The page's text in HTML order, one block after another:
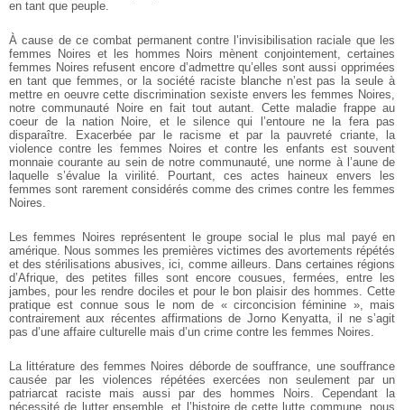
en tant que peuple.
À cause de ce combat permanent contre l’invisibilisation raciale que les
femmes Noires et les hommes Noirs mènent conjointement, certaines
femmes Noires refusent encore d’admettre qu’elles sont aussi opprimées
en tant que femmes, or la société raciste blanche n’est pas la seule à
mettre en oeuvre cette discrimination sexiste envers les femmes Noires,
notre communauté Noire en fait tout autant. Cette maladie frappe au
coeur de la nation Noire, et le silence qui l’entoure ne la fera pas
disparaître. Exacerbée par le racisme et par la pauvreté criante, la
violence contre les femmes Noires et contre les enfants est souvent
monnaie courante au sein de notre communauté, une norme à l’aune de
laquelle s’évalue la virilité. Pourtant, ces actes haineux envers les
femmes sont rarement considérés comme des crimes contre les femmes
Noires.
Les femmes Noires représentent le groupe social le plus mal payé en
amérique. Nous sommes les premières victimes des avortements répétés
et des stérilisations abusives, ici, comme ailleurs. Dans certaines régions
d’Afrique, des petites filles sont encore cousues, fermées, entre les
jambes, pour les rendre dociles et pour le bon plaisir des hommes. Cette
pratique est connue sous le nom de « circoncision féminine », mais
contrairement aux récentes affirmations de Jorno Kenyatta, il ne s’agit
pas d’une affaire culturelle mais d’un crime contre les femmes Noires.
La littérature des femmes Noires déborde de souffrance, une souffrance
causée par les violences répétées exercées non seulement par un
patriarcat raciste mais aussi par des hommes Noirs. Cependant la
nécessité de lutter ensemble, et l’histoire de cette lutte commune, nous